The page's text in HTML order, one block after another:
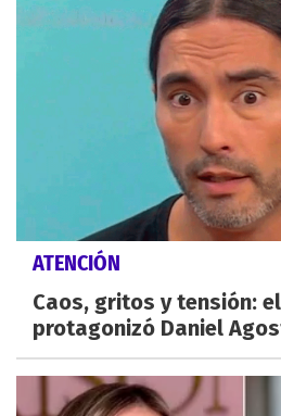
ATENCIÓN
Caos, gritos y tensión:
protagonizó Daniel